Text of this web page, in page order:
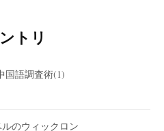
トリ
国語調査術(1)
のウィックロン